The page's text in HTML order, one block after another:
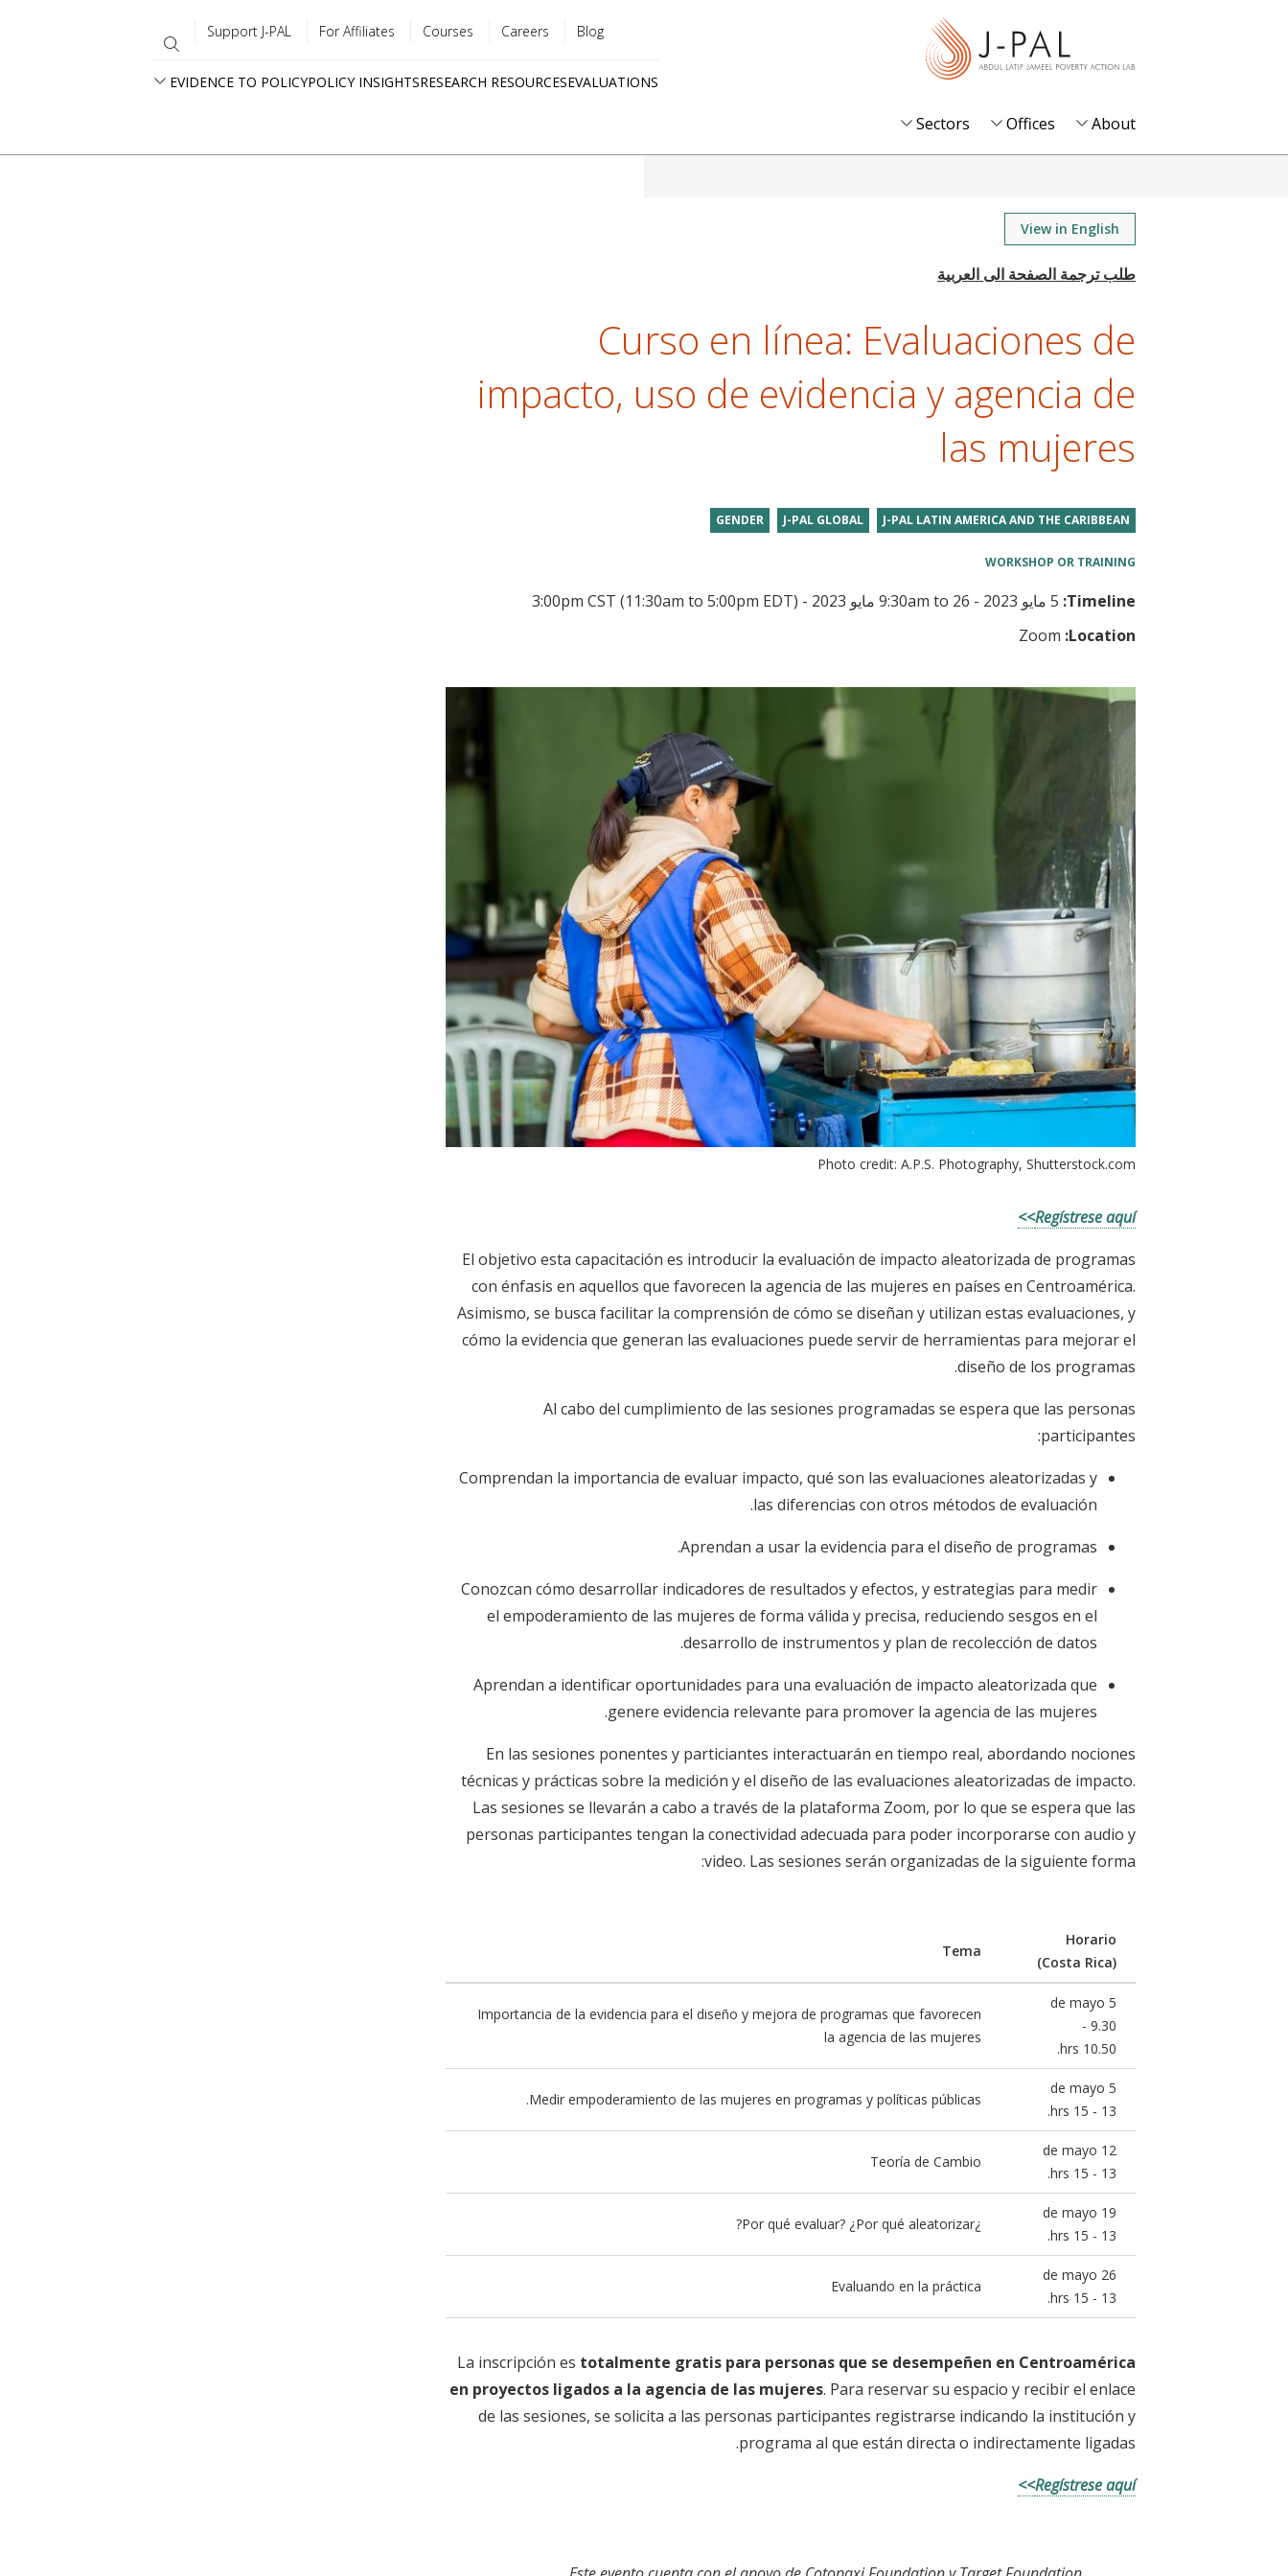
menu
Blog
Careers
Courses
For Affiliates
Support J-PAL
EVALUATIONS
RESEARCH RESOURCES
POLICY INSIGHTS
EVIDENCE TO POLICY
About
Offices
Sectors
View in English
Curso en línea: Evaluaciones de
impacto, uso de evidencia y agencia de
las mujeres
J-PAL LATIN AMERICA AND THE CARIBBEAN
J-PAL GLOBAL
GENDER
WORKSHOP OR TRAINING
Timeline: 5 مايو 2023 - 9:30am to 26 مايو 2023 - 3:00pm CST
(11:30am to 5:00pm EDT)
Location:
Photo credit: A.P.S. Photography, Shutterstock.com
Regístrese aquí>>
El objetivo esta capacitación es introducir la evaluación de impacto aleatorizada de programas
con énfasis en aquellos que favorecen la agencia de las mujeres en países en Centroamérica.
Asimismo, se busca facilitar la comprensión de cómo se diseñan y utilizan estas evaluaciones, y
cómo la evidencia que generan las evaluaciones puede servir de herramientas para mejorar el
diseño de los programas.
Al cabo del cumplimiento de las sesiones programadas se espera que las personas
participantes:
Comprendan la importancia de evaluar impacto, qué son las evaluaciones aleatorizadas y
las diferencias con otros métodos de evaluación.
Aprendan a usar la evidencia para el diseño de programas.
Conozcan cómo desarrollar indicadores de resultados y efectos, y estrategias para medir
el empoderamiento de las mujeres de forma válida y precisa, reduciendo sesgos en el
desarrollo de instrumentos y plan de recolección de datos.
Aprendan a identificar oportunidades para una evaluación de impacto aleatorizada que
genere evidencia relevante para promover la agencia de las mujeres.
En las sesiones ponentes y particiantes interactuarán en tiempo real, abordando nociones
técnicas y prácticas sobre la medición y el diseño de las evaluaciones aleatorizadas de impacto.
Las sesiones se llevarán a cabo a través de la plataforma Zoom, por lo que se espera que las
personas participantes tengan la conectividad adecuada para poder incorporarse con audio y
video. Las sesiones serán organizadas de la siguiente forma:
Horario
(Costa Rica)
Tema
5 de mayo
9.30 -
10.50 hrs.
Importancia de la evidencia para el diseño y mejora de programas que favorecen
la agencia de las mujeres
5 de mayo
13 - 15 hrs.
Medir empoderamiento de las mujeres en programas y políticas públicas.
12 de mayo
13 - 15 hrs.
Teoría de Cambio
19 de mayo
13 - 15 hrs.
¿Por qué evaluar? ¿Por qué aleatorizar?
26 de mayo
13 - 15 hrs.
Evaluando en la práctica
La inscripción es totalmente gratis para personas que se desempeñen en Centroamérica
en proyectos ligados a la agencia de las mujeres. Para reservar su espacio y recibir el enlace
de las sesiones, se solicita a las personas participantes registrarse indicando la institución y
programa al que están directa o indirectamente ligadas.
Regístrese aquí>>